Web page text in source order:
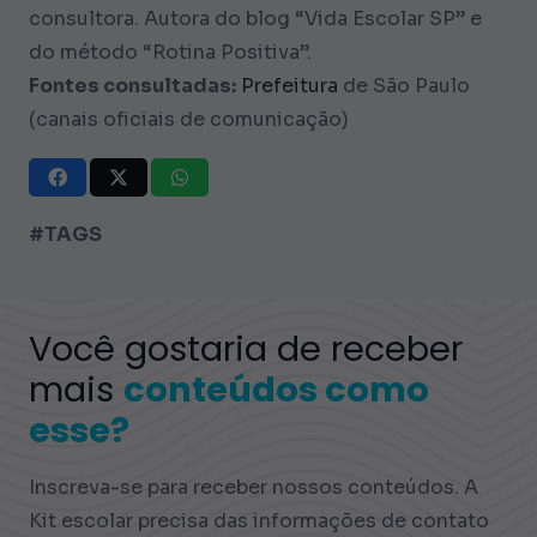
consultora. Autora do blog “Vida Escolar SP” e
do método “Rotina Positiva”.
Fontes consultadas: Prefeitura de São Paulo
(canais oficiais de comunicação)
#TAGS
Você gostaria de receber
mais conteúdos como
esse?
Inscreva-se para receber nossos conteúdos. A
Kit escolar precisa das informações de contato